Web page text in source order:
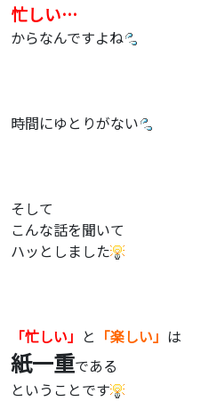
忙しい…
からなんですよね
時間にゆとりがない
そして
こんな話を聞いて
ハッとしました
「忙しい」 と 「楽しい」 は
紙一重である
ということです